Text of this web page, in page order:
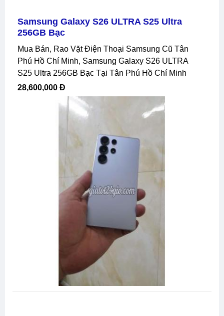
Samsung Galaxy S26 ULTRA S25 Ultra
256GB Bạc
Mua Bán, Rao Vặt Điện Thoại Samsung Cũ Tân
Phú Hồ Chí Minh, Samsung Galaxy S26 ULTRA
S25 Ultra 256GB Bạc Tại Tân Phú Hồ Chí Minh
28,600,000 Đ